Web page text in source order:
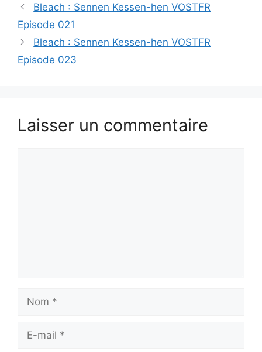
Bleach : Sennen Kessen-hen VOSTFR
Episode 021
Bleach : Sennen Kessen-hen VOSTFR
Episode 023
Laisser un commentaire
mail